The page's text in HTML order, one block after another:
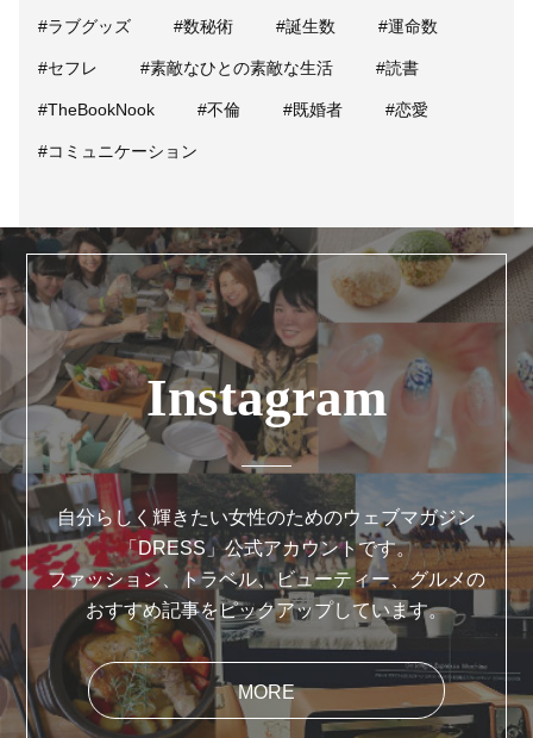
#ラブグッズ #数秘術 #誕生数 #運命数
#セフレ #素敵なひとの素敵な生活 #読書
#TheBookNook #不倫 #既婚者 #恋愛
#コミュニケーション
Instagram
自分らしく輝きたい女性のためのウェブマガジン
「DRESS」公式アカウントです。
ファッション、トラベル、ビューティー、グルメの
おすすめ記事をピックアップしています。
MORE